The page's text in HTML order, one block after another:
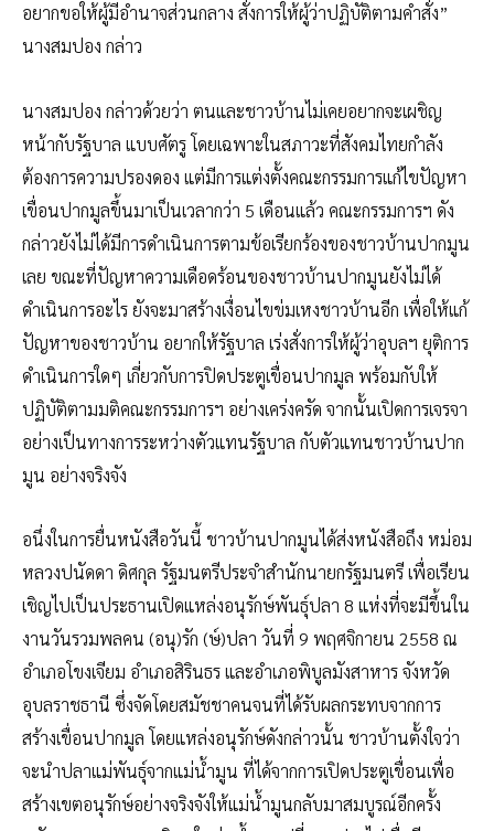
อยากขอให้ผู้มีอำนาจส่วนกลาง สั่งการให้ผู้ว่าปฏิบัติตามคำสั่ง”
นางสมปอง กล่าว
นางสมปอง กล่าวด้วยว่า ตนและชาวบ้านไม่เคยอยากจะเผชิญ
หน้ากับรัฐบาล แบบศัตรู โดยเฉพาะในสภาวะที่สังคมไทยกำลัง
ต้องการความปรองดอง แต่มีการแต่งตั้งคณะกรรมการแก้ไขปัญหา
เขื่อนปากมูลขึ้นมาเป็นเวลากว่า 5 เดือนแล้ว คณะกรรมการฯ ดัง
กล่าวยังไม่ได้มีการดำเนินการตามข้อเรียกร้องของชาวบ้านปากมูน
เลย ขณะที่ปัญหาความเดือดร้อนของชาวบ้านปากมูนยังไม่ได้
ดำเนินการอะไร ยังจะมาสร้างเงื่อนไขข่มเหงชาวบ้านอีก เพื่อให้แก้
ปัญหาของชาวบ้าน อยากให้รัฐบาล เร่งสั่งการให้ผู้ว่าอุบลฯ ยุติการ
ดำเนินการใดๆ เกี่ยวกับการปิดประตูเขื่อนปากมูล พร้อมกับให้
ปฏิบัติตามมติคณะกรรมการฯ อย่างเคร่งครัด จากนั้นเปิดการเจรจา
อย่างเป็นทางการระหว่างตัวแทนรัฐบาล กับตัวแทนชาวบ้านปาก
มูน อย่างจริงจัง
อนึ่งในการยื่นหนังสือวันนี้ ชาวบ้านปากมูนได้ส่งหนังสือถึง หม่อม
หลวงปนัดดา ดิศกุล รัฐมนตรีประจำสำนักนายกรัฐมนตรี เพื่อเรียน
เชิญไปเป็นประธานเปิดแหล่งอนุรักษ์พันธุ์ปลา 8 แห่งที่จะมีขึ้นใน
งานวันรวมพลคน (อนุ)รัก (ษ์)ปลา วันที่ 9 พฤศจิกายน 2558 ณ
อำเภอโขงเจียม อำเภอสิรินธร และอำเภอพิบูลมังสาหาร จังหวัด
อุบลราชธานี ซึ่งจัดโดยสมัชชาคนจนที่ได้รับผลกระทบจากการ
สร้างเขื่อนปากมูล โดยแหล่งอนุรักษ์ดังกล่าวนั้น ชาวบ้านตั้งใจว่า
จะนำปลาแม่พันธุ์จากแม่น้ำมูน ที่ได้จากการเปิดประตูเขื่อนเพื่อ
สร้างเขตอนุรักษ์อย่างจริงจังให้แม่น้ำมูนกลับมาสมบูรณ์อีกครั้ง